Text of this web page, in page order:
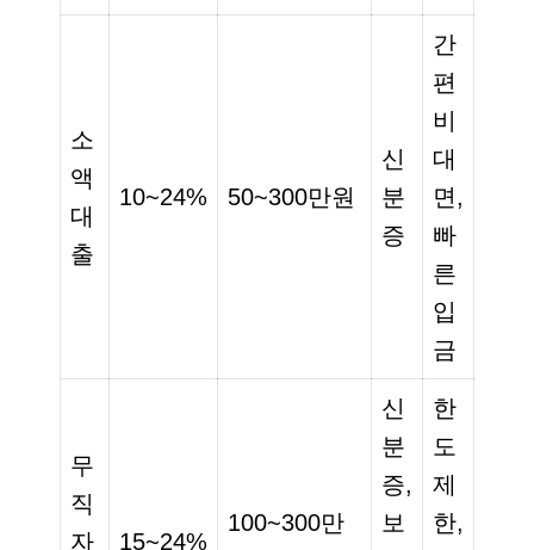
소
액
대
출
10~24% 50~300만원
신
분
증
간
편
비
대
면,
빠
른
입
금
무
직
자
15~24%
100~300만
신
분
증,
보
한
도
제
한,